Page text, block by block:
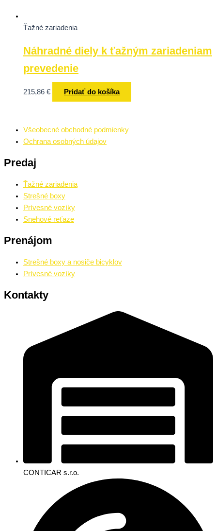
Ťažné zariadenia
Náhradné diely k ťažným zariadeniam
prevedenie
215,86 € Pridať do košíka
Všeobecné obchodné podmienky
Ochrana osobných údajov
Predaj
Ťažné zariadenia
Strešné boxy
Prívesné vozíky
Snehové reťaze
Prenájom
Strešné boxy a nosiče bicyklov
Prívesné vozíky
Kontakty
CONTICAR s.r.o.